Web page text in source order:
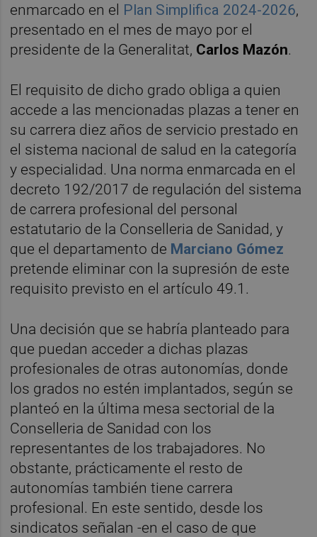
enmarcado en el Plan Simplifica 2024-2026,
presentado en el mes de mayo por el
presidente de la Generalitat, Carlos Mazón.
El requisito de dicho grado obliga a quien
accede a las mencionadas plazas a tener en
su carrera diez años de servicio prestado en
el sistema nacional de salud en la categoría
y especialidad. Una norma enmarcada en el
decreto 192/2017 de regulación del sistema
de carrera profesional del personal
estatutario de la Conselleria de Sanidad, y
que el departamento de Marciano Gómez
pretende eliminar con la supresión de este
requisito previsto en el artículo 49.1.
Una decisión que se habría planteado para
que puedan acceder a dichas plazas
profesionales de otras autonomías, donde
los grados no estén implantados, según se
planteó en la última mesa sectorial de la
Conselleria de Sanidad con los
representantes de los trabajadores. No
obstante, prácticamente el resto de
autonomías también tiene carrera
profesional. En este sentido, desde los
sindicatos señalan -en el caso de que